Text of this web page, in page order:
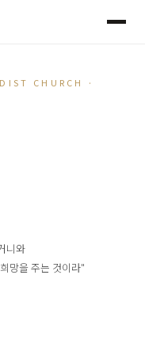
CHURCH ·
니와
망을 주는 것이라"